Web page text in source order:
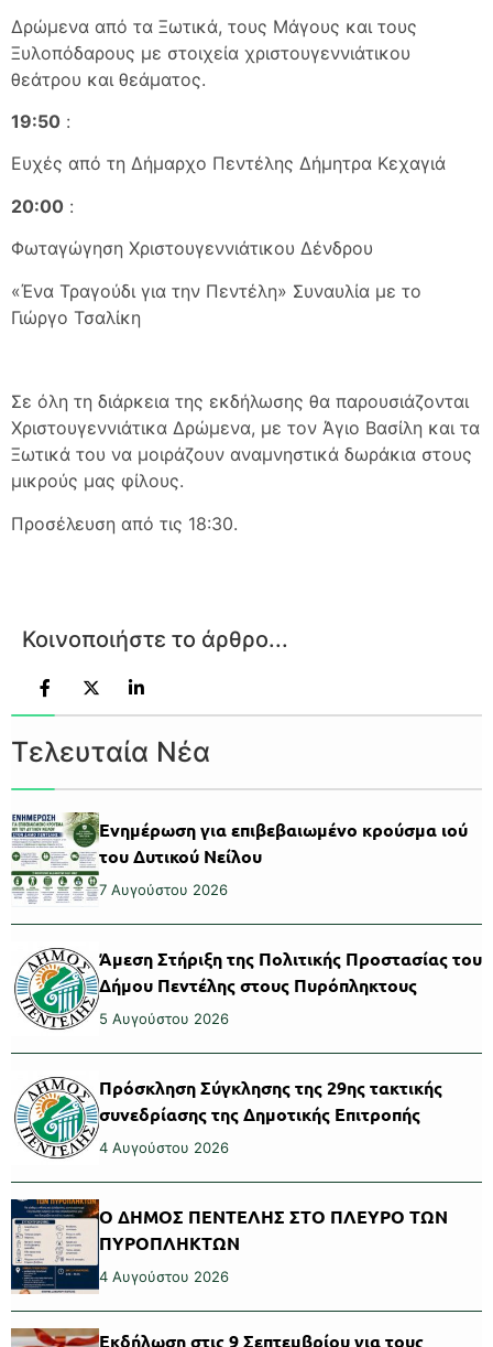
Δρώμενα από τα Ξωτικά, τους Μάγους και τους
Ξυλοπόδαρους με στοιχεία χριστουγεννιάτικου
θεάτρου και θεάματος.
19:50 :
Ευχές από τη Δήμαρχο Πεντέλης Δήμητρα Κεχαγιά
20:00 :
Φωταγώγηση Χριστουγεννιάτικου Δένδρου
«Ένα Τραγούδι για την Πεντέλη» Συναυλία με το
Γιώργο Τσαλίκη
Σε όλη τη διάρκεια της εκδήλωσης θα παρουσιάζονται
Χριστουγεννιάτικα Δρώμενα, με τον Άγιο Βασίλη και τα
Ξωτικά του να μοιράζουν αναμνηστικά δωράκια στους
μικρούς μας φίλους.
Προσέλευση από τις 18:30.
Κοινοποιήστε το άρθρο...
Τελευταία Νέα
Ενημέρωση για επιβεβαιωμένο κρούσμα ιού
του Δυτικού Νείλου
7 Αυγούστου 2026
Άμεση Στήριξη της Πολιτικής Προστασίας του
Δήμου Πεντέλης στους Πυρόπληκτους
5 Αυγούστου 2026
Πρόσκληση Σύγκλησης της 29ης τακτικής
συνεδρίασης της Δημοτικής Επιτροπής
4 Αυγούστου 2026
Ο ΔΗΜΟΣ ΠΕΝΤΕΛΗΣ ΣΤΟ ΠΛΕΥΡΟ ΤΩΝ
ΠΥΡΟΠΛΗΚΤΩΝ
4 Αυγούστου 2026
Εκδήλωση στις 9 Σεπτεμβρίου για τους